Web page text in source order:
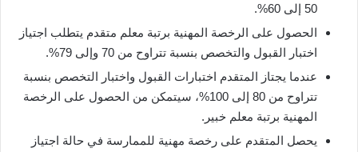
50 إلى 60%.
الحصول على الرخصة المهنية برتبة معلم متقدم يتطلب اجتياز
اختبار القبول والتخصص بنسبة تتراوح من 70 وإلى 79%.
عندما يجتاز المتقدم اختبارات القبول واختبار التخصص بنسبة
تتراوح من 80 إلى 100%، سيتمكن من الحصول على الرخصة
المهنية برتبة معلم خبير.
يحصل المتقدم على رخصة مهنية للممارسة في حالة اجتياز